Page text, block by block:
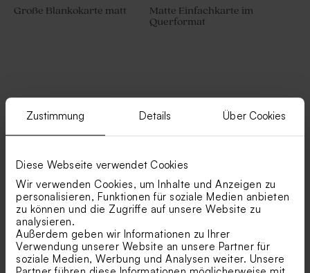
Zustimmung Details Über Cookies
Diese Webseite verwendet Cookies
Wir verwenden Cookies, um Inhalte und Anzeigen zu
personalisieren, Funktionen für soziale Medien anbieten
zu können und die Zugriffe auf unsere Website zu
analysieren.
Außerdem geben wir Informationen zu Ihrer
Verwendung unserer Website an unsere Partner für
soziale Medien, Werbung und Analysen weiter. Unsere
Große Blankokarte matt
Matte Einfachkarte im
Querformat
Zusatzprodukte